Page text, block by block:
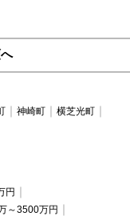
神崎町
横芝光町
円
～3500万円